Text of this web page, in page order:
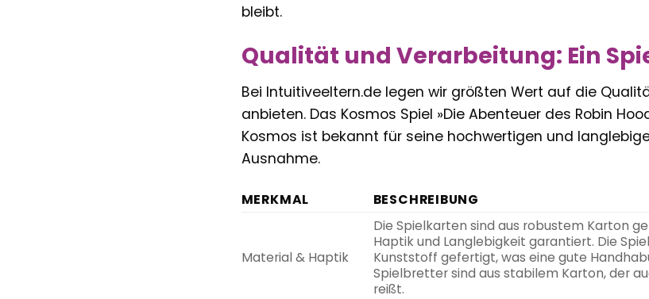
bleibt.
Qualität und Verarbeitung: Ein
Bei Intuitiveeltern.de legen wir größten Wert auf die
anbieten. Das Kosmos Spiel »Die Abenteuer des Robin
Kosmos ist bekannt für seine hochwertigen und
Ausnahme.
MERKMAL BESCHREIBUNG
Material & Haptik
Die Spielkarten sind aus robustem Karton
Haptik und Langlebigkeit garantiert. Die
Kunststoff gefertigt, was eine gute
Spielbretter sind aus stabilem Karton, der
reißt.